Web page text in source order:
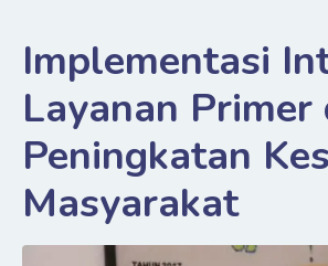
Implementasi
Layanan Primer
Peningkatan
Masyarakat